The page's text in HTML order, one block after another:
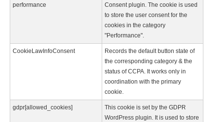
performance
Consent plugin. The cookie is used
to store the user consent for the
cookies in the category
"Performance".
CookieLawInfoConsent
Records the default button state of
the corresponding category & the
status of CCPA. It works only in
coordination with the primary
cookie.
gdpr[allowed_cookies]
This cookie is set by the GDPR
WordPress plugin. It is used to store